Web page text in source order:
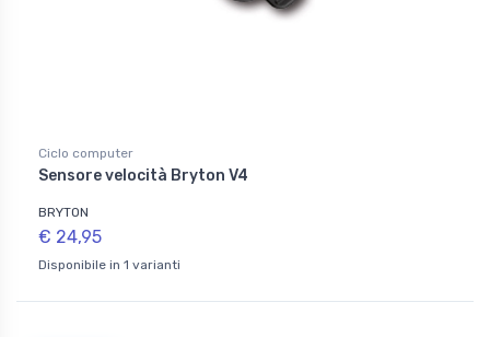
Ciclo computer
Sensore velocità Bryton V4
BRYTON
€ 24,95
Disponibile in 1 varianti